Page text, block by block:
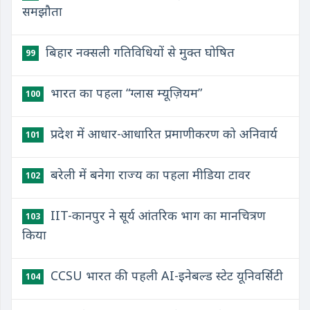
समझौता
99 बिहार नक्सली गतिविधियों से मुक्त घोषित
100 भारत का पहला “ग्लास म्यूज़ियम”
101 प्रदेश में आधार-आधारित प्रमाणीकरण को अनिवार्य
102 बरेली में बनेगा राज्य का पहला मीडिया टावर
103
IIT-कानपुर ने सूर्य आंतरिक भाग का मानचित्रण
किया
104 CCSU भारत की पहली AI-इनेबल्ड स्टेट यूनिवर्सिटी